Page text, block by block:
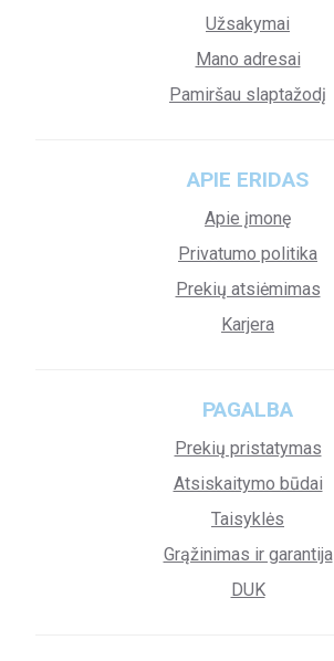
Užsakymai
Mano adresai
Pamiršau slaptažodį
APIE ERIDAS
Apie įmonę
Privatumo politika
Prekių atsiėmimas
Karjera
PAGALBA
Prekių pristatymas
Atsiskaitymo būdai
Taisyklės
Grąžinimas ir garantija
DUK